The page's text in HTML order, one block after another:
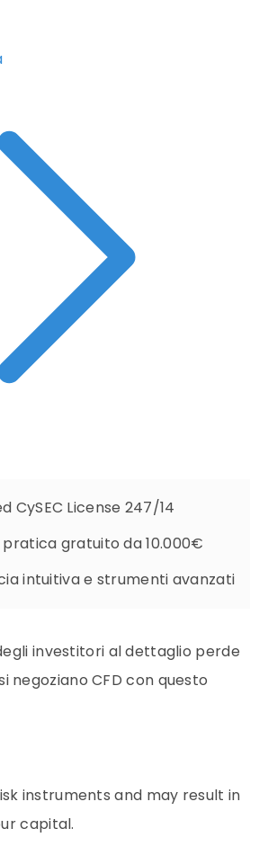
CySEC License 247/14
gratuito da 10.000€
intuitiva e strumenti avanzati
investitori al dettaglio perde
negoziano CFD con questo
instruments and may result in
capital.